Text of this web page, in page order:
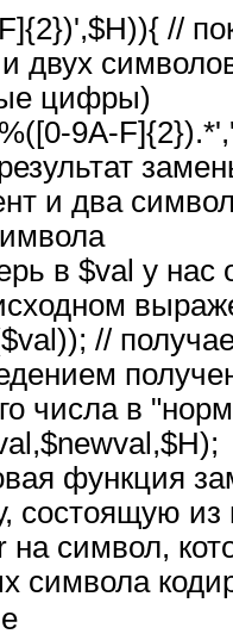
//
двух
цифры)
9A-
и два
в $val у
//
числа в
функция
состоящую
на символ,
символа